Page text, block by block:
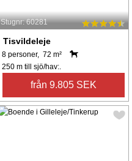
Stugnr: 60281
Tisvildeleje
8 personer, 72 m²
250 m till sjö/hav:.
från 9.805 SEK